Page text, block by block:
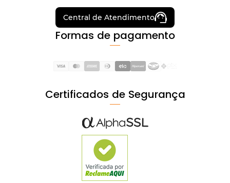
Central de Atendimento
Formas de pagamento
Certificados de Segurança